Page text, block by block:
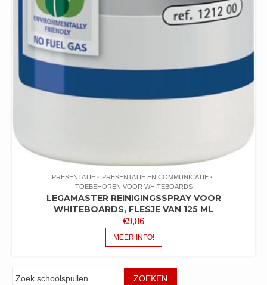
PRESENTATIE
PRESENTATIE EN COMMUNICATIE
TOEBEHOREN VOOR WHITEBOARDS
LEGAMASTER REINIGINGSSPRAY VOOR
WHITEBOARDS, FLESJE VAN 125 ML
€9,86
MEER INFO!
ZOEKEN